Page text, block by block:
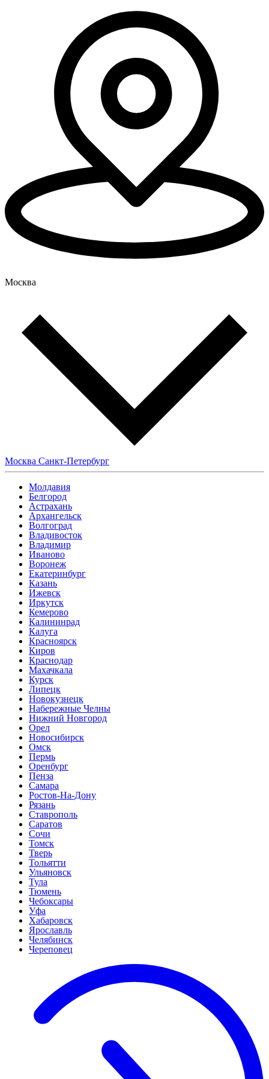
Москва
Москва Санкт-Петербург
Молдавия
Белгород
Астрахань
Архангельск
Волгоград
Владивосток
Владимир
Иваново
Воронеж
Екатеринбург
Казань
Ижевск
Иркутск
Кемерово
Калининрад
Калуга
Красноярск
Киров
Краснодар
Махачкала
Курск
Липецк
Новокузнецк
Набережные Челны
Нижний Новгород
Орел
Новосибирск
Омск
Пермь
Оренбург
Пенза
Самара
Ростов-На-Дону
Рязань
Ставрополь
Саратов
Сочи
Томск
Тверь
Тольятти
Ульяновск
Тула
Тюмень
Чебоксары
Уфа
Хабаровск
Ярославль
Челябинск
Череповец